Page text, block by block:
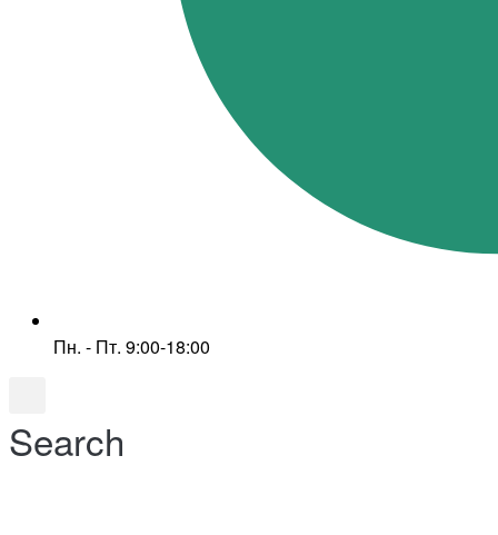
Пн. - Пт. 9:00-18:00
Search